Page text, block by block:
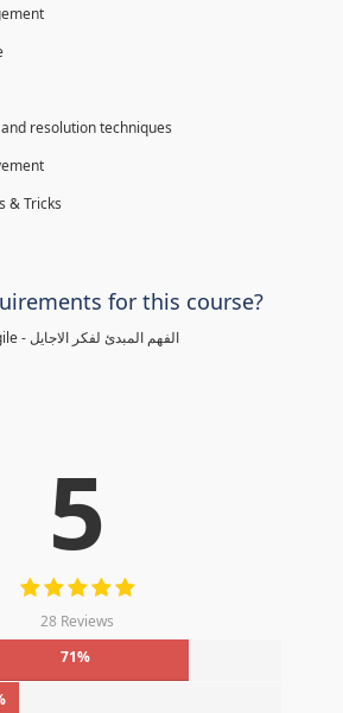
resolution techniques
& Tricks
for this course?
Basic understanding of Agile - الفهم المبدئ لفكر الاجايل
5
28 Reviews
71%